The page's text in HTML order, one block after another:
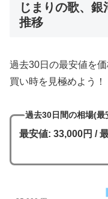
じまりの歌、
推移
過去30日の最安値を
買い時を見極めよう！
過去30日間の相場(最
最安値: 33,000円 /